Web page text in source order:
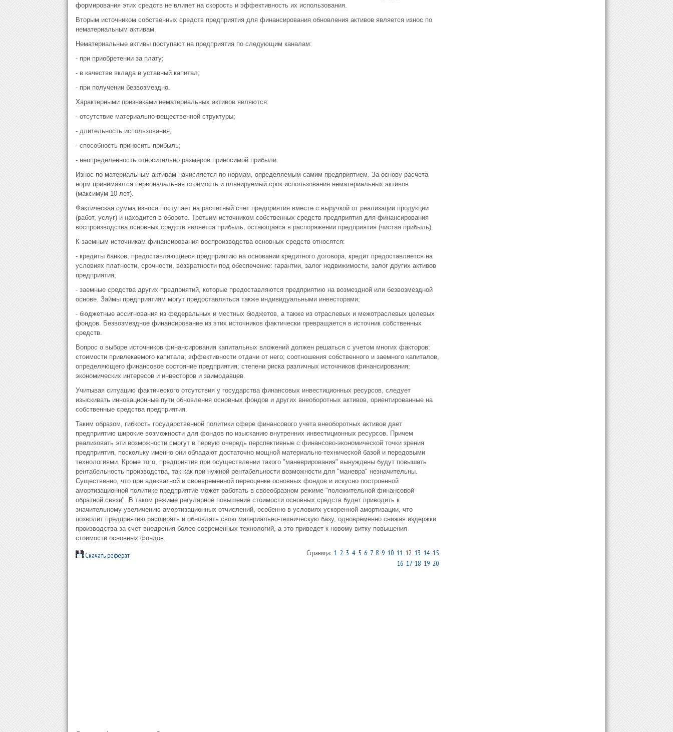
формирования этих средств не влияет на скорость и эффективность их использования.
Вторым источником собственных средств предприятия для финансирования обновления активов является износ по
нематериальным активам.
Нематериальные активы поступают на предприятия по следующим каналам:
- при приобретении за плату;
- в качестве вклада в уставный капитал;
- при получении безвозмездно.
Характерными признаками нематериальных активов являются:
- отсутствие материально-вещественной структуры;
- длительность использования;
- способность приносить прибыль;
- неопределенность относительно размеров приносимой прибыли.
Износ по материальным активам начисляется по нормам, определяемым самим предприятием. За основу расчета
норм принимаются первоначальная стоимость и планируемый срок использования нематериальных активов
(максимум 10 лет).
Фактическая сумма износа поступает на расчетный счет предприятия вместе с выручкой от реализации продукции
(работ, услуг) и находится в обороте. Третьим источником собственных средств предприятия для финансирования
воспроизводства основных средств является прибыль, остающаяся в распоряжении предприятия (чистая прибыль).
К заемным источникам финансирования воспроизводства основных средств относятся:
- кредиты банков, предоставляющиеся предприятию на основании кредитного договора, кредит предоставляется на
условиях платности, срочности, возвратности под обеспечение: гарантии, залог недвижимости, залог других активов
предприятия;
- заемные средства других предприятий, которые предоставляются предприятию на возмездной или безвозмездной
основе. Займы предприятиям могут предоставляться также индивидуальными инвесторами;
- бюджетные ассигнования из федеральных и местных бюджетов, а также из отраслевых и межотраслевых целевых
фондов. Безвозмездное финансирование из этих источников фактически превращается в источник собственных
средств.
Вопрос о выборе источников финансирования капитальных вложений должен решаться с учетом многих факторов:
стоимости привлекаемого капитала; эффективности отдачи от него; соотношения собственного и заемного капиталов,
определяющего финансовое состояние предприятия; степени риска различных источников финансирования;
экономических интересов и инвесторов и заимодавцев.
Учитывая ситуацию фактического отсутствия у государства финансовых инвестиционных ресурсов, следует
изыскивать инновационные пути обновления основных фондов и других внеоборотных активов, ориентированные на
собственные средства предприятия.
Таким образом, гибкость государственной политики сфере финансового учета внеоборотных активов дает
предприятию широкие возможности для фондов по изысканию внутренних инвестиционных ресурсов. Причем
реализовать эти возможности смогут в первую очередь перспективные с финансово-экономической точки зрения
предприятия, поскольку именно они обладают достаточно мощной материально-технической базой и передовыми
технологиями. Кроме того, предприятия при осуществлении такого "маневрирования" вынуждены будут повышать
рентабельность производства, так как при нужной рентабельности возможности для "маневра" незначительны.
Существенно, что при адекватной и своевременной переоценке основных фондов и искусно построенной
амортизационной политике предприятие может работать в своеобразном режиме "положительной финансовой
обратной связи". В таком режиме регулярное повышение стоимости основных средств будет приводить к
значительному увеличению амортизационных отчислений, особенно в условиях ускоренной амортизации, что
позволит предприятию расширять и обновлять свою материально-техническую базу, одновременно снижая издержки
производства за счет внедрения более современных технологий, а это приведет к новому витку повышения
стоимости основных фондов.
Скачать реферат Страница: 1 2 3 4 5 6 7 8 9 10 1112 13 14 15
16 17 18 19 20